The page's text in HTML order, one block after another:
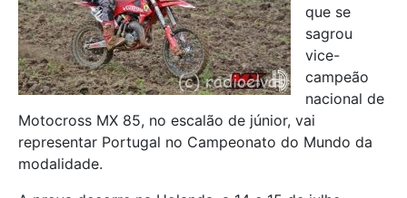
que se
sagrou
vice-
campeão
nacional de
Motocross MX 85, no escalão de júnior, vai
representar Portugal no Campeonato do Mundo da
modalidade.